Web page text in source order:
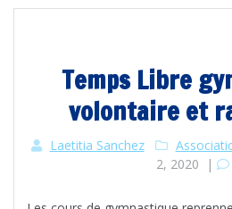
Temps Libre
volontaire et
Laetitia Sanchez
2, 2020 |